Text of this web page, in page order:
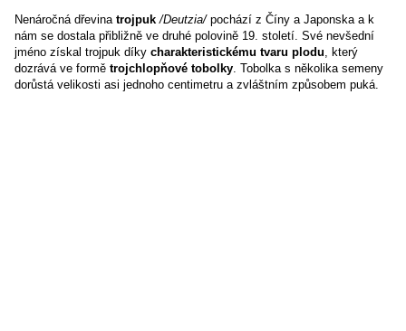
Nenáročná dřevina trojpuk /Deutzia/pochází z Číny a Japonska a k
nám se dostala přibližně ve druhé polovině 19. století. Své nevšední
jméno získal trojpuk díky charakteristickému tvaru plodu, který
dozrává ve formě trojchlopňové tobolky. Tobolka s několika semeny
dorůstá velikosti asi jednoho centimetru a zvláštním způsobem puká.